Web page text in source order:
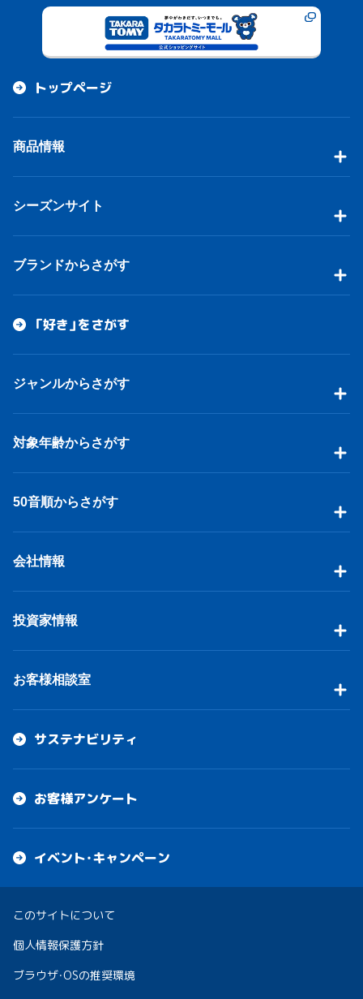
トップページ
商品情報
シーズンサイト
ブランドからさがす
「好き」をさがす
ジャンルからさがす
対象年齢からさがす
50音順からさがす
会社情報
投資家情報
お客様相談室
サステナビリティ
お客様アンケート
イベント・キャンペーン
このサイトについて
個人情報保護方針
ブラウザ・OSの推奨環境